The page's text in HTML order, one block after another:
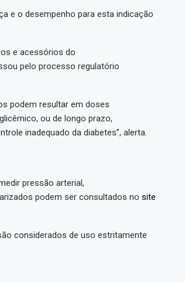
e o desempenho para esta indicação
e acessórios do
pelo processo regulatório
podem resultar em doses
ou de longo prazo,
inadequado da diabetes”, alerta.
pressão arterial,
podem ser consultados no site
considerados de uso estritamente